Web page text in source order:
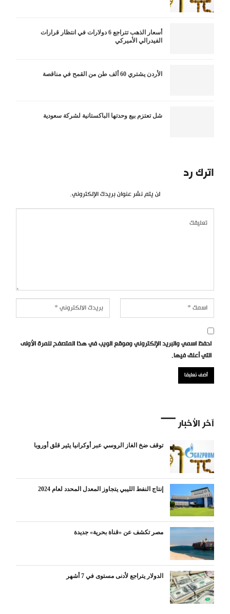
أسعار الذهب تتراجع 6 دولارات في انتظار قرارات
الفيدرالي الأميركي
الأردن يشتري 60 ألف طن من القمح في مناقصة
شل تعتزم بيع وحدتها الباكستانية لشركة سعودية
اترك رد
لن يتم نشر عنوان بريدك الإلكتروني.
احفظ اسمي والبريد الإلكتروني وموقع الويب في هذا المتصفح للمرة الأولى
التي أعلق فيها.
آخر الأخبار
توقف ضخ الغاز الروسي عبر أوكرانيا يثير قلق أوروبا
إنتاج النفط الليبي يتجاوز المعدل المحدد لعام 2024
مصر تكشف عن «قناة بحرية» جديدة
الدولار يتراجع لأدنى مستوى في 7 أشهر